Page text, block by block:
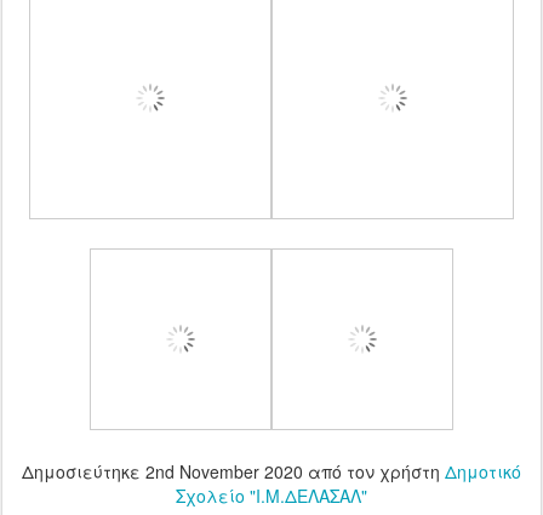
Δημοσιεύτηκε 2nd November 2020 από τον χρήστη Δημοτικό
Σχολείο "Ι.Μ.ΔΕΛΑΣΑΛ"